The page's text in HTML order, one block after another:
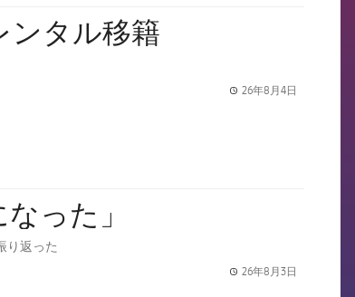
ンタル移籍
26年8月4日
った」
り返った
26年8月3日